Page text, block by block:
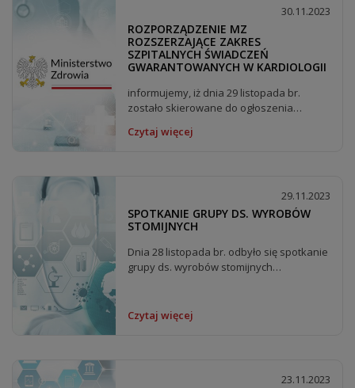
30.11.2023
ROZPORZĄDZENIE MZ
ROZSZERZAJĄCE ZAKRES
SZPITALNYCH ŚWIADCZEŃ
GWARANTOWANYCH W KARDIOLOGII
informujemy, iż dnia 29 listopada br.
zostało skierowane do ogłoszenia
Czytaj więcej
29.11.2023
SPOTKANIE GRUPY DS. WYROBÓW
STOMIJNYCH
Dnia 28 listopada br. odbyło się spotkanie
grupy ds. wyrobów stomijnych
Czytaj więcej
23.11.2023